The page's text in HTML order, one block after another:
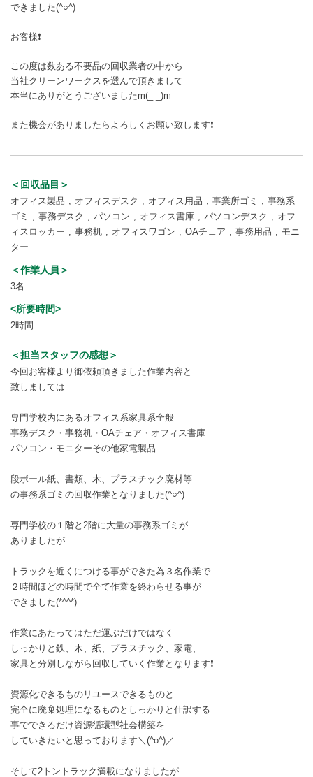
できました(^○^)
お客様❗
この度は数ある不要品の回収業者の中から
当社クリーンワークスを選んで頂きまして
本当にありがとうございましたm(_ _)m
また機会がありましたらよろしくお願い致します❗
＜回収品目＞
オフィス製品 オフィスデスク オフィス用品 事業所ゴミ
事務系
ゴミ
事務デスク パソコン オフィス書庫 パソコンデスク
オフ
ィスロッカー
事務机 オフィスワゴン OAチェア 事務用品
モニ
ター
＜作業人員＞
3名
<所要時間>
2時間
＜担当スタッフの感想＞
今回お客様より御依頼頂きました作業内容と
致しましては
専門学校内にあるオフィス系家具系全般
事務デスク・事務机・OAチェア・オフィス書庫
パソコン・モニターその他家電製品
段ボール紙、書類、木、プラスチック廃材等
の事務系ゴミの回収作業となりました(^○^)
専門学校の１階と2階に大量の事務系ゴミが
ありましたが
トラックを近くにつける事ができた為３名作業で
２時間ほどの時間で全て作業を終わらせる事が
できました(*^^*)
作業にあたってはただ運ぶだけではなく
しっかりと鉄、木、紙、プラスチック、家電、
家具と分別しながら回収していく作業となります❗
資源化できるものリユースできるものと
完全に廃棄処理になるものとしっかりと仕訳する
事でできるだけ資源循環型社会構築を
していきたいと思っております＼(^o^)／
そして2トントラック満載になりましたが